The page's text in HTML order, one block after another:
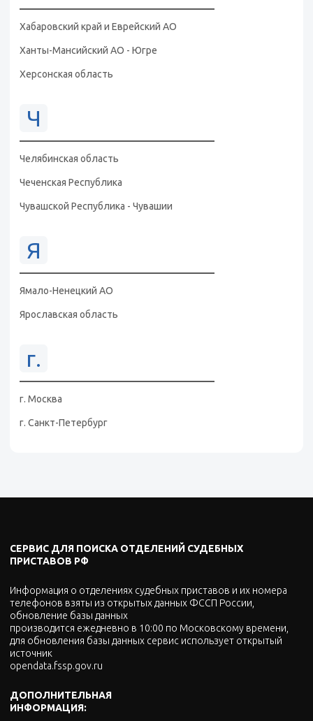
Хабаровский край и Еврейский АО
Ханты-Мансийский АО - Югре
Херсонская область
Ч
Челябинская область
Чеченская Республика
Чувашской Республика - Чувашии
Я
Ямало-Ненецкий АО
Ярославская область
г.
г. Москва
г. Санкт-Петербург
СЕРВИС ДЛЯ ПОИСКА ОТДЕЛЕНИЙ СУДЕБНЫХ
ПРИСТАВОВ РФ
Информация о отделениях судебных приставов и их номера
телефонов взяты из открытых данных ФССП России,
обновление базы данных
производится ежедневно в 10:00 по Московскому времени,
для обновления базы данных сервис использует открытый
источник
opendata.fssp.gov.ru
ДОПОЛНИТЕЛЬНАЯ
ИНФОРМАЦИЯ: